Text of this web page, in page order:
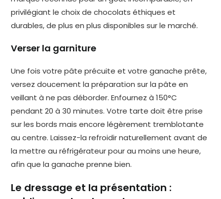
privilégiant le choix de chocolats éthiques et
durables, de plus en plus disponibles sur le marché.
Verser la garniture
Une fois votre pâte précuite et votre ganache prête,
versez doucement la préparation sur la pâte en
veillant à ne pas déborder. Enfournez à 150°C
pendant 20 à 30 minutes. Votre tarte doit être prise
sur les bords mais encore légèrement tremblotante
au centre. Laissez-la refroidir naturellement avant de
la mettre au réfrigérateur pour au moins une heure,
afin que la ganache prenne bien.
Le dressage et la présentation :